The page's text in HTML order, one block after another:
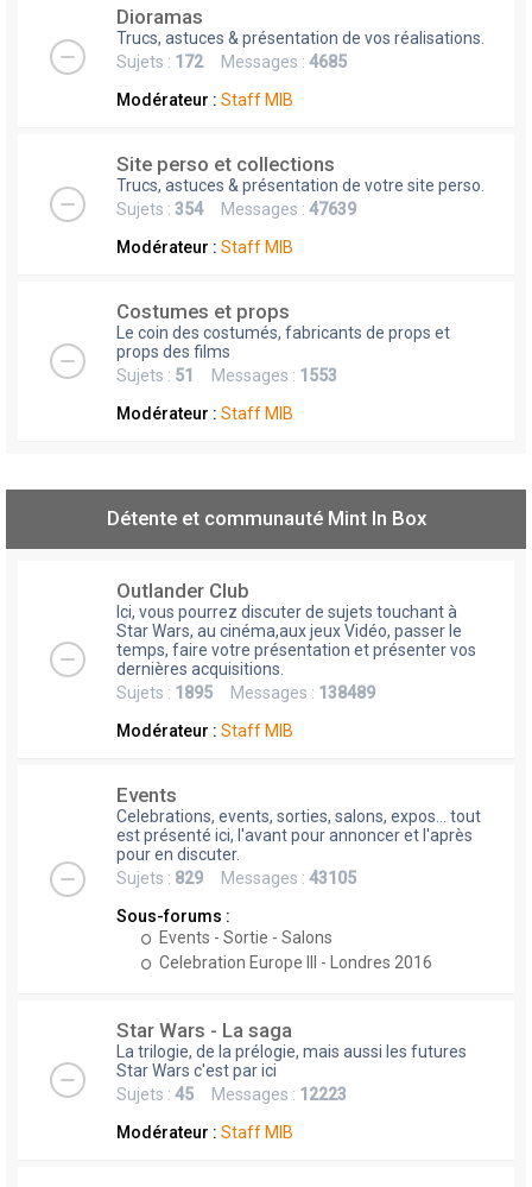
Dioramas
Trucs, astuces & présentation de vos réalisations.
Sujets : 172Messages : 4685
Modérateur : Staff MIB
Site perso et collections
Trucs, astuces & présentation de votre site perso.
Sujets : 354Messages : 47639
Modérateur : Staff MIB
Costumes et props
Le coin des costumés, fabricants de props et
props des films
Sujets : 51 Messages : 1553
Modérateur : Staff MIB
Détente et communauté Mint In Box
Outlander Club
Ici, vous pourrez discuter de sujets touchant à
Star Wars, au cinéma,aux jeux Vidéo, passer le
temps, faire votre présentation et présenter vos
dernières acquisitions.
Sujets : 1895 Messages : 138489
Modérateur : Staff MIB
Events
Celebrations, events, sorties, salons, expos... tout
est présenté ici, l'avant pour annoncer et l'après
pour en discuter.
Sujets : 829 Messages : 43105
Sous-forums :
Events - Sortie - Salons
Celebration Europe III - Londres 2016
Star Wars - La saga
La trilogie, de la prélogie, mais aussi les futures
Star Wars c'est par ici
Sujets : 45 Messages : 12223
Modérateur : Staff MIB